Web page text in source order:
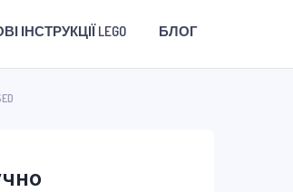
ІНСТРУКЦІЇ LEGO БЛОГ